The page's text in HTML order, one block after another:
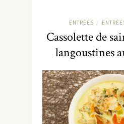
ENTRÉES /
Cassolette de
langoustines